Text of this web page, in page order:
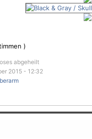
)
abgeheilt
2015 - 12:32